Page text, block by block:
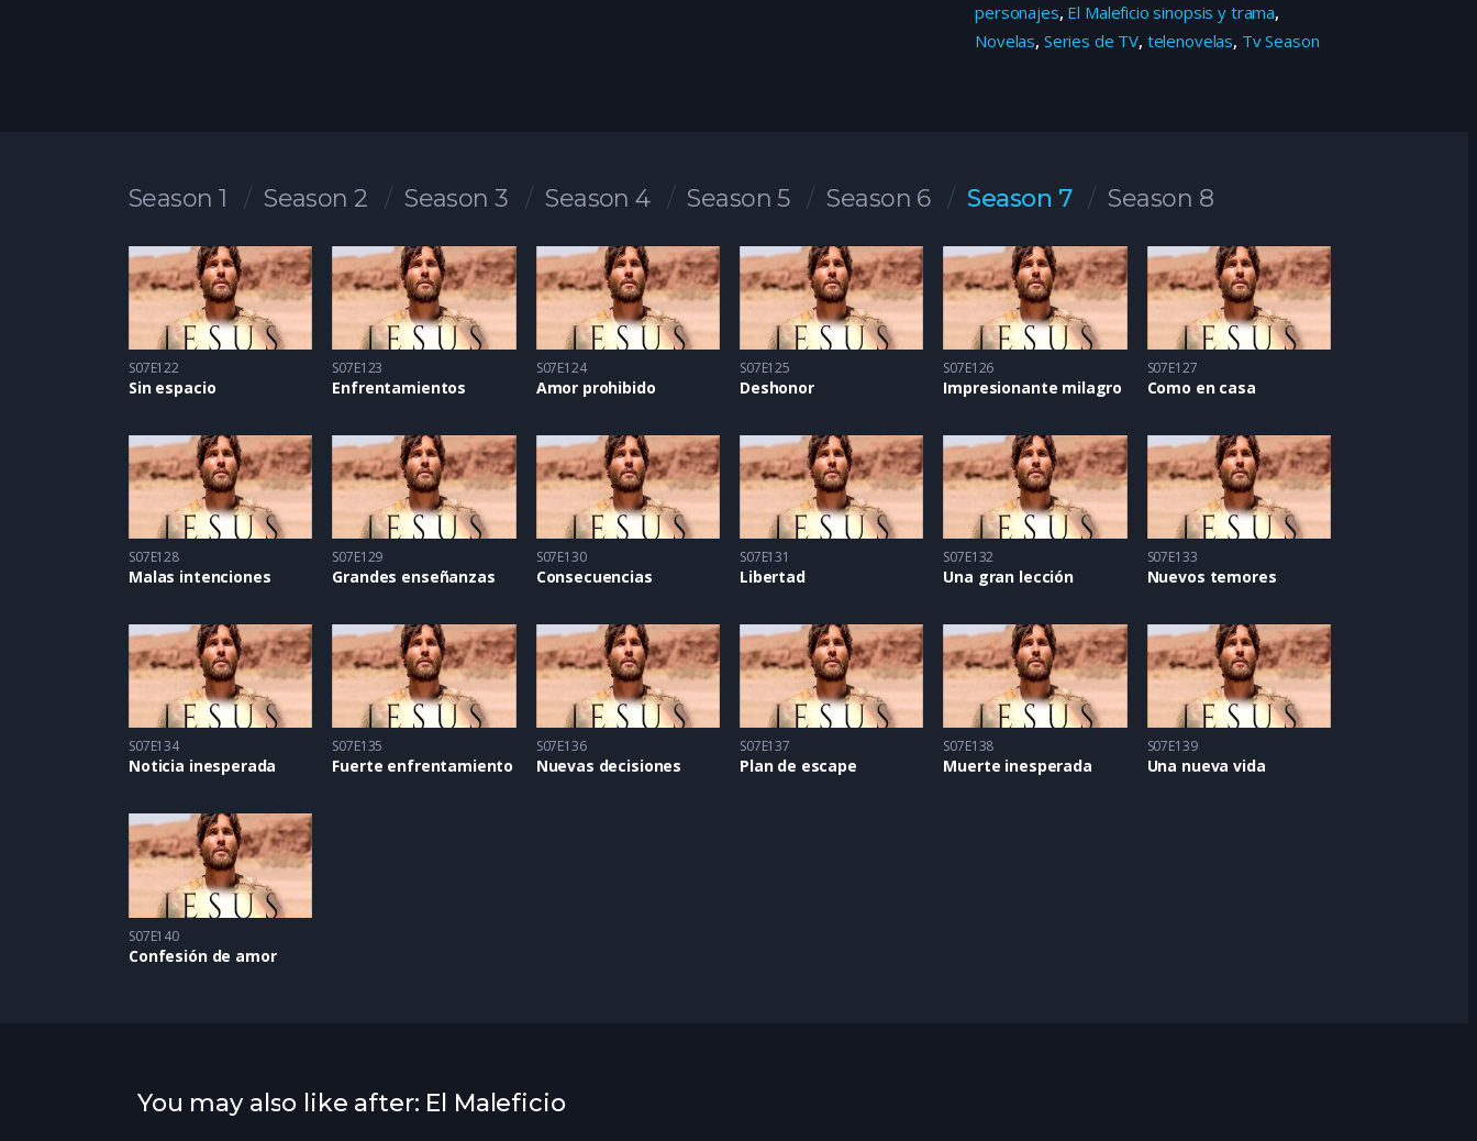
personajes, El Maleficio sinopsis y trama,
Novelas, Series de TV, telenovelas, Tv Season
Season 1 Season 2 Season 3 Season 4 Season 5 Season 6 Season 7 Season 8
S07E122
Sin espacio
S07E123
Enfrentamientos
S07E124
Amor prohibido
S07E125
Deshonor
S07E126
Impresionante milagro
S07E127
Como en casa
S07E128
Malas intenciones
S07E129
Grandes enseñanzas
S07E130
Consecuencias
S07E131
Libertad
S07E132
Una gran lección
S07E133
Nuevos temores
S07E134
Noticia inesperada
S07E135
Fuerte enfrentamiento
S07E136
Nuevas decisiones
S07E137
Plan de escape
S07E138
Muerte inesperada
S07E139
Una nueva vida
S07E140
Confesión de amor
You may also like after: El Maleficio